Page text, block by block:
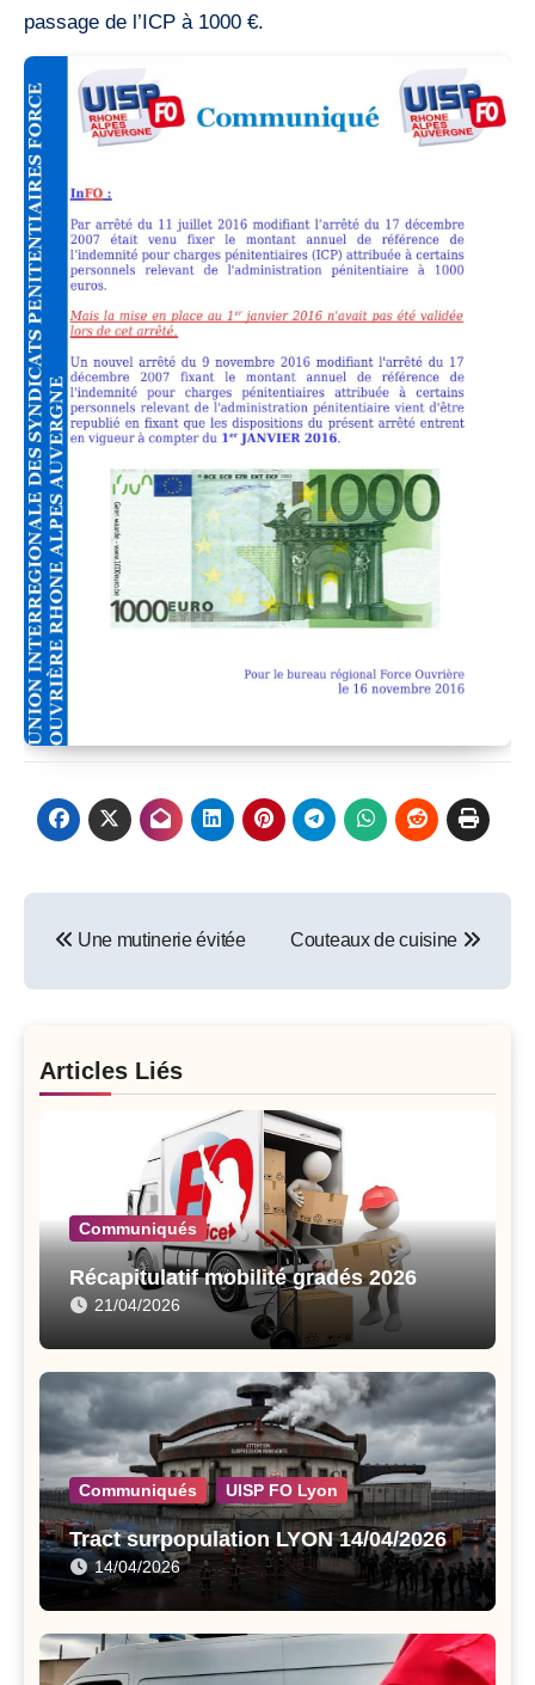
passage de l’ICP à 1000 €.
Une mutinerie évitée Couteaux de cuisine
Articles Liés
Communiqués
Récapitulatif mobilité gradés 2026
21/04/2026
Communiqués UISP FO Lyon
Tract surpopulation LYON 14/04/2026
14/04/2026